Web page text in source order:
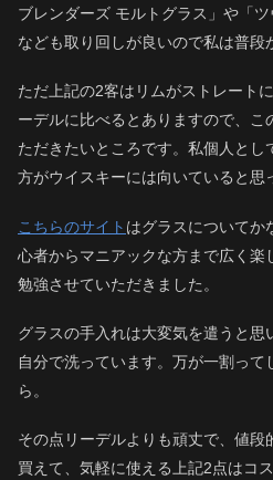
ブレンダーズ モルトグラス」や「ツ
なども取り回しが良いので私は普段
ただ上記の2客はリムがストレート
ーデルに比べるとありますので、
ただきたいところです。私個人とし
方がウイスキーには向いていると思
こちらのサイト はグラスについてか
心者からマニアックな方まで広く楽
勉強させていただきました。
グラスの手入れは大変気を遣うと思
自分で洗っています。万が一割っ
ら。
その点リーデルよりも頑丈で、値
買えて、気軽に使える上記2点はコ